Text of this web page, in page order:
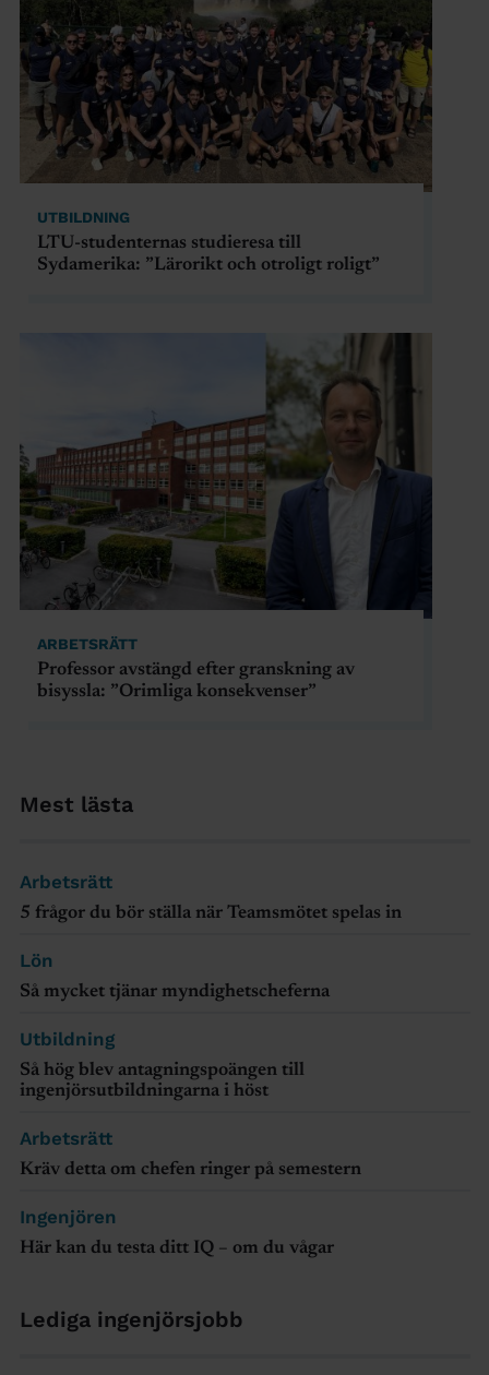
Mest lästa
Arbetsrätt
5 frågor du bör ställa när Teamsmötet spelas in
Lön
Så mycket tjänar myndighetscheferna
Utbildning
Så hög blev antagningspoängen till
ingenjörsutbildningarna i höst
Arbetsrätt
Kräv detta om chefen ringer på semestern
Ingenjören
Här kan du testa ditt IQ – om du vågar
Lediga ingenjörsjobb
UTBILDNING
LTU-studenternas studieresa till
Sydamerika: ”Lärorikt och otroligt roligt”
ARBETSRÄTT
Professor avstängd efter granskning av
bisyssla: ”Orimliga konsekvenser”